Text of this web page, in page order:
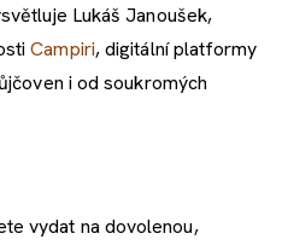
Lukáš Janoušek,
Campiri, digitální platformy
i od soukromých
vydat na dovolenou,